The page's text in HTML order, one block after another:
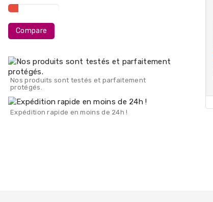
Compare
Nos produits sont testés et parfaitement
protégés.
Expédition rapide en moins de 24h !